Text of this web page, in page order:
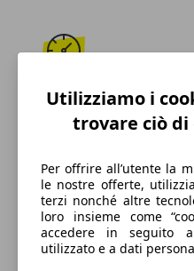
208 km/h
Velocità massima
Diesel
Carburante
Utilizziamo i
trovare ciò di
Per offrire all’utente la
le nostre offerte,
terzi nonché altre
loro insieme come
accedere in seguito
utilizzato e a dati